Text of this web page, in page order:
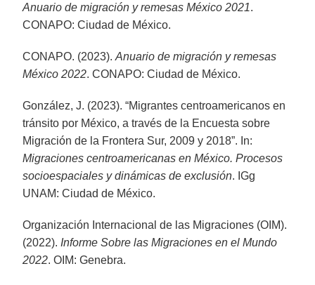
Anuario de migración y remesas México 2021.
CONAPO: Ciudad de México.
CONAPO. (2023).Anuario de migración y remesas
México 2022. CONAPO: Ciudad de México.
González, J. (2023). “Migrantes centroamericanos en
tránsito por México, a través de la Encuesta sobre
Migración de la Frontera Sur, 2009 y 2018”. In:
Migraciones centroamericanas en México. Procesos
socioespaciales y dinámicas de exclusión. IGg
UNAM: Ciudad de México.
Organización Internacional de las Migraciones (OIM).
(2022). Informe Sobre las Migraciones en el Mundo
2022. OIM: Genebra.